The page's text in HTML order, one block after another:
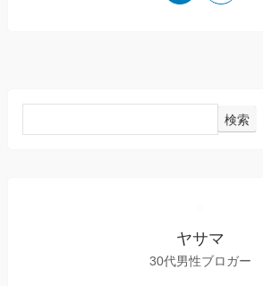
検索
ヤサマ
30代男性ブロガー